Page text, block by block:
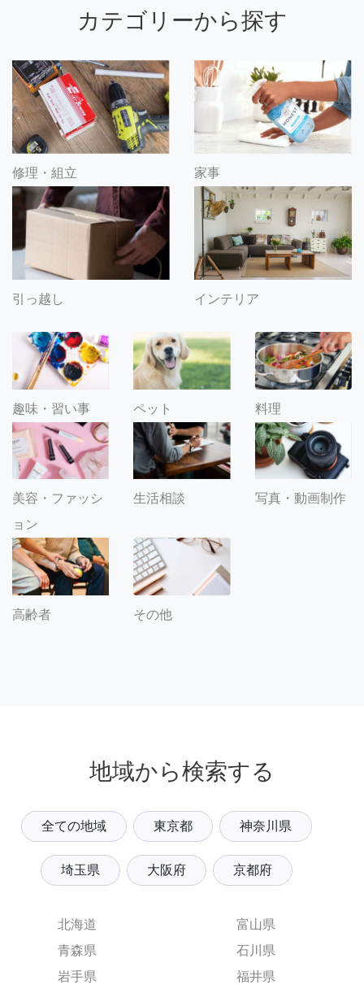
カテゴリーから探す
修理・組立 家事
引っ越し インテリア
趣味・習い事 ペット 料理
美容・ファッシ
ョン
生活相談 写真・動画制作
高齢者 その他
地域から検索する
全ての地域 東京都 神奈川県
埼玉県 大阪府 京都府
北海道
青森県
岩手県
富山県
石川県
福井県